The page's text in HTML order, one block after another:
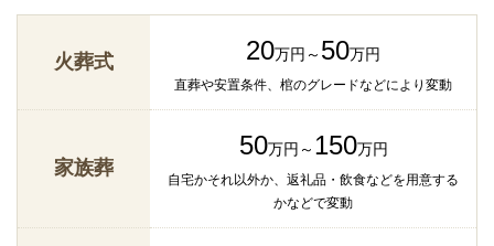
火葬式 20万円～ 50万円
直葬や安置条件、棺のグレードなどにより変動
家族葬
50万円～ 150万円
自宅かそれ以外か、返礼品・飲食などを用意する
かなどで変動